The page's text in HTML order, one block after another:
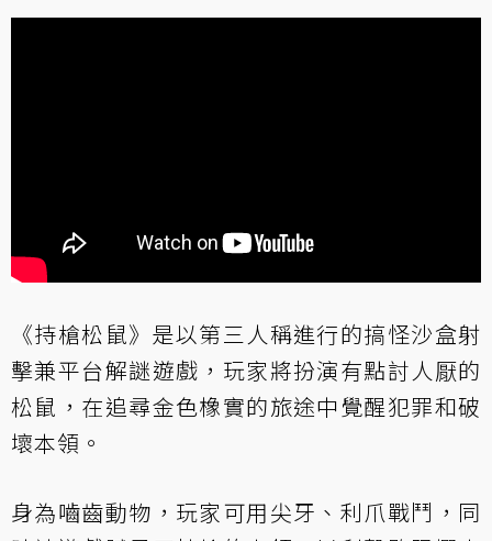
《持槍松鼠》是以第三人稱進行的搞怪沙盒射
擊兼平台解謎遊戲，玩家將扮演有點討人厭的
松鼠，在追尋金色橡實的旅途中覺醒犯罪和破
壞本領。
身為嚙齒動物，玩家可用尖牙、利爪戰鬥，同